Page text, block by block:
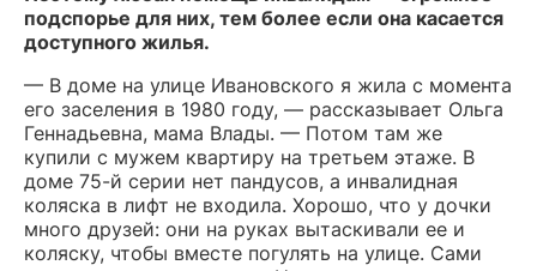
подспорье для них, тем более если она касается
доступного жилья.
— В доме на улице Ивановского я жила с момента
его заселения в 1980 году, — рассказывает Ольга
Геннадьевна, мама Влады. — Потом там же
купили с мужем квартиру на третьем этаже. В
доме 75-й серии нет пандусов, а инвалидная
коляска в лифт не входила. Хорошо, что у дочки
много друзей: они на руках вытаскивали ее и
коляску, чтобы вместе погулять на улице. Сами